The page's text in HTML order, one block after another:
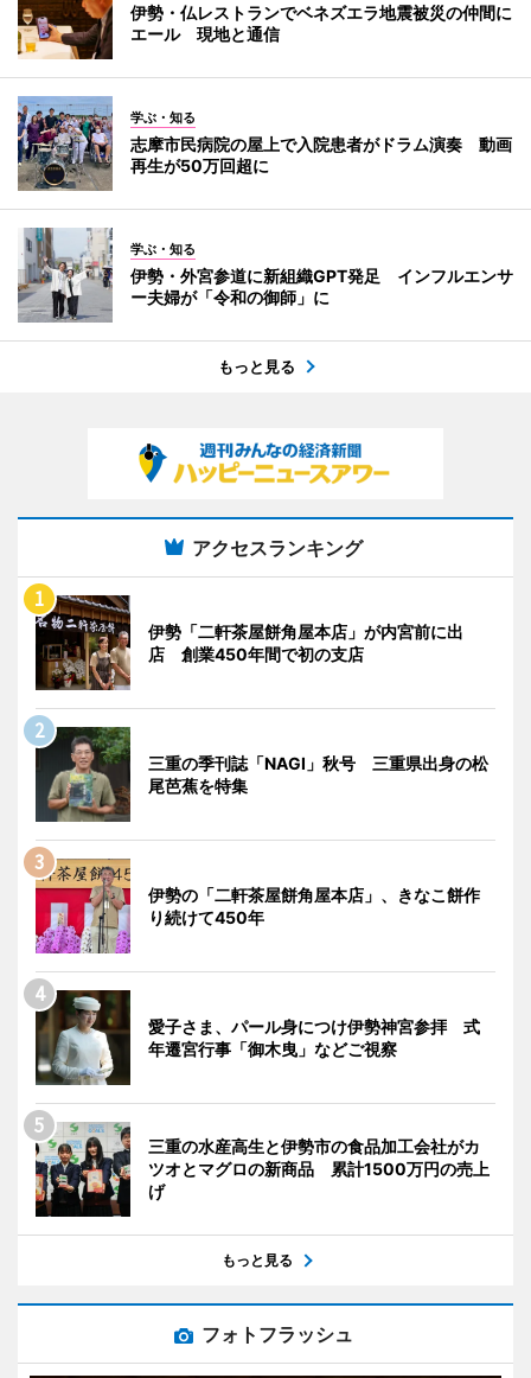
伊勢・仏レストランでベネズエラ地震被災の仲間に
エール 現地と通信
学ぶ・知る
志摩市民病院の屋上で入院患者がドラム演奏 動画
再生が50万回超に
学ぶ・知る
伊勢・外宮参道に新組織GPT発足 インフルエンサ
ー夫婦が「令和の御師」に
もっと見る
アクセスランキング
伊勢「二軒茶屋餅角屋本店」が内宮前に出
店 創業450年間で初の支店
三重の季刊誌「NAGI」秋号 三重県出身の松
尾芭蕉を特集
伊勢の「二軒茶屋餅角屋本店」、きなこ餅作
り続けて450年
愛子さま、パール身につけ伊勢神宮参拝 式
年遷宮行事「御木曳」などご視察
三重の水産高生と伊勢市の食品加工会社がカ
ツオとマグロの新商品 累計1500万円の売上
げ
もっと見る
フォトフラッシュ